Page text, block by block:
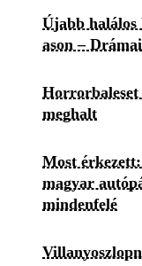
Újabb halálos
ason –
Horrorbaleset
meghalt
Most
magyar
mindenfelé